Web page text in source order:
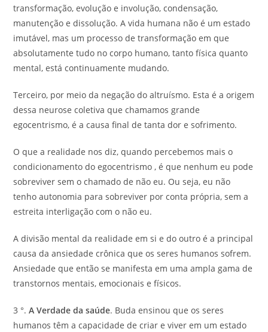
transformação, evolução e involução, condensação,
manutenção e dissolução. A vida humana não é um estado
imutável, mas um processo de transformação em que
absolutamente tudo no corpo humano, tanto física quanto
mental, está continuamente mudando.
Terceiro, por meio da negação do altruísmo. Esta é a origem
dessa neurose coletiva que chamamos grande
egocentrismo, é a causa final de tanta dor e sofrimento.
O que a realidade nos diz, quando percebemos mais o
condicionamento do egocentrismo , é que nenhum eu pode
sobreviver sem o chamado de não eu. Ou seja, eu não
tenho autonomia para sobreviver por conta própria, sem a
estreita interligação com o não eu.
A divisão mental da realidade em si e do outro é a principal
causa da ansiedade crônica que os seres humanos sofrem.
Ansiedade que então se manifesta em uma ampla gama de
transtornos mentais, emocionais e físicos.
3 °.A Verdade da saúde. Buda ensinou que os seres
humanos têm a capacidade de criar e viver em um estado